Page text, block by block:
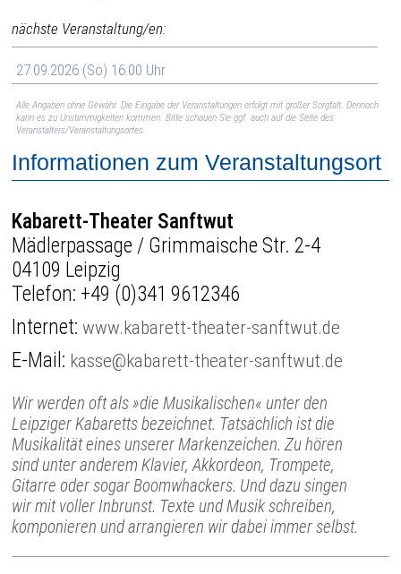
nächste Veranstaltung/en:
27.09.2026 (So) 16:00 Uhr
Alle Angaben ohne Gewähr. Die Eingabe der Veranstaltungen erfolgt mit großer Sorgfalt. Dennoch
kann es zu Unstimmigkeiten kommen. Bitte schauen Sie ggf. auch auf die Seite des
Veranstalters/Veranstaltungsortes.
Informationen zum Veranstaltungsort
Kabarett-Theater Sanftwut
Mädlerpassage / Grimmaische Str. 2-4
04109 Leipzig
Telefon: +49 (0)341 9612346
Internet:www.kabarett-theater-sanftwut.de
E-Mail: kasse@kabarett-theater-sanftwut.de
Wir werden oft als »die Musikalischen« unter den
Leipziger Kabaretts bezeichnet. Tatsächlich ist die
Musikalität eines unserer Markenzeichen. Zu hören
sind unter anderem Klavier, Akkordeon, Trompete,
Gitarre oder sogar Boomwhackers. Und dazu singen
wir mit voller Inbrunst. Texte und Musik schreiben,
komponieren und arrangieren wir dabei immer selbst.